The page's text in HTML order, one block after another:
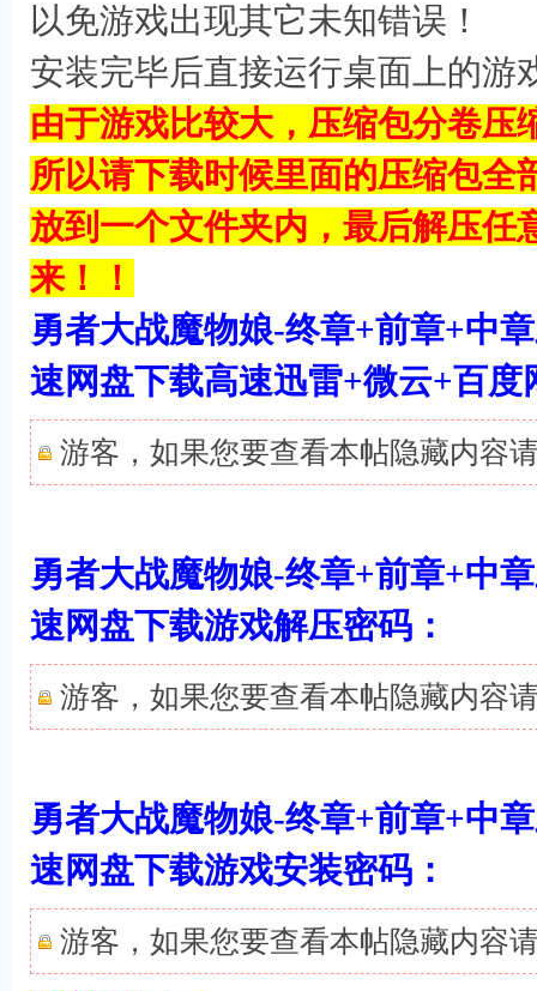
以免游戏出现其它未知错误！
安装完毕后直接运行桌面上的游
由于游戏比较大，压缩包分卷压
所以请下载时候里面的压缩包全
放到一个文件夹内，最后解压任
来！！
勇者大战魔物娘-终章+前章+中
速网盘下载高速迅雷+微云+百度
游客，如果您要查看本帖隐藏内容
勇者大战魔物娘-终章+前章+中
速网盘下载游戏解压密码：
游客，如果您要查看本帖隐藏内容
勇者大战魔物娘-终章+前章+中
速网盘下载游戏安装密码：
游客，如果您要查看本帖隐藏内容